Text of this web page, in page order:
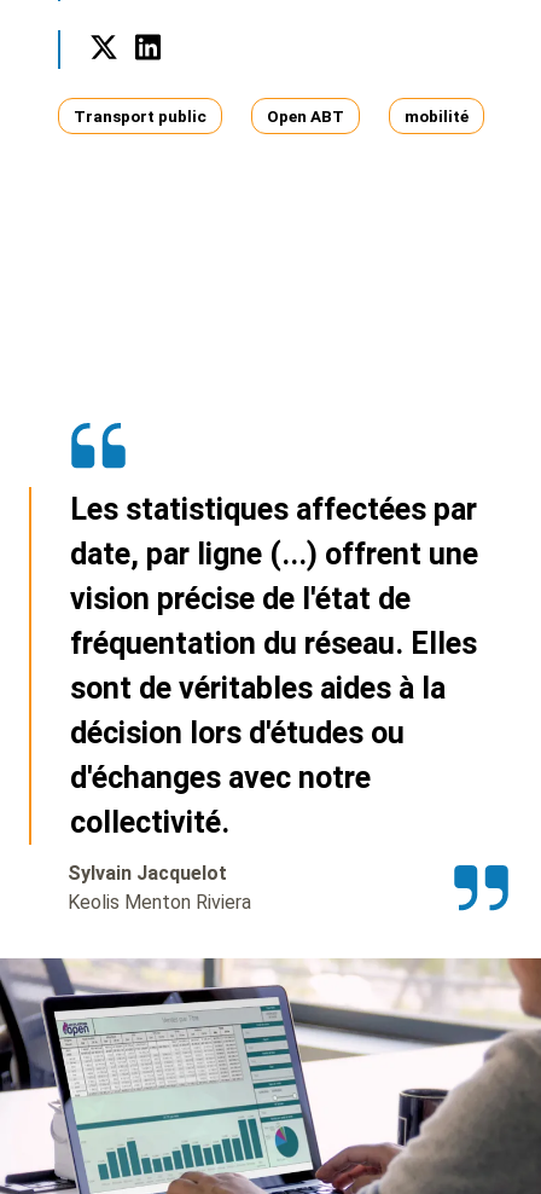
Tags
Transport public Open ABT mobilité
Les statistiques affectées par
date, par ligne (...) offrent une
vision précise de l'état de
fréquentation du réseau. Elles
sont de véritables aides à la
décision lors d'études ou
d'échanges avec notre
collectivité.
Sylvain Jacquelot
Keolis Menton Riviera
Background
Image